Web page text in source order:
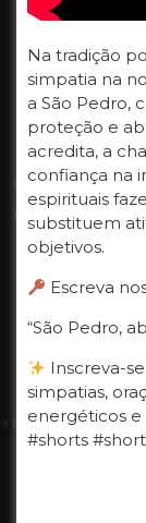
Na tradição
simpatia na
a São Pedro,
proteção e
acredita, a
confiança na
espirituais
substituem
objetivos.
Escreva
“São Pedro,
Inscreva-
simpatias,
energéticos e
#shorts